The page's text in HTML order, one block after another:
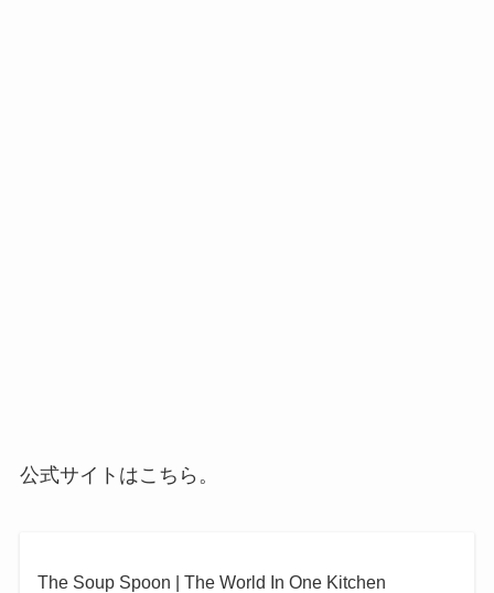
公式サイトはこちら。
The Soup Spoon | The World In One Kitchen